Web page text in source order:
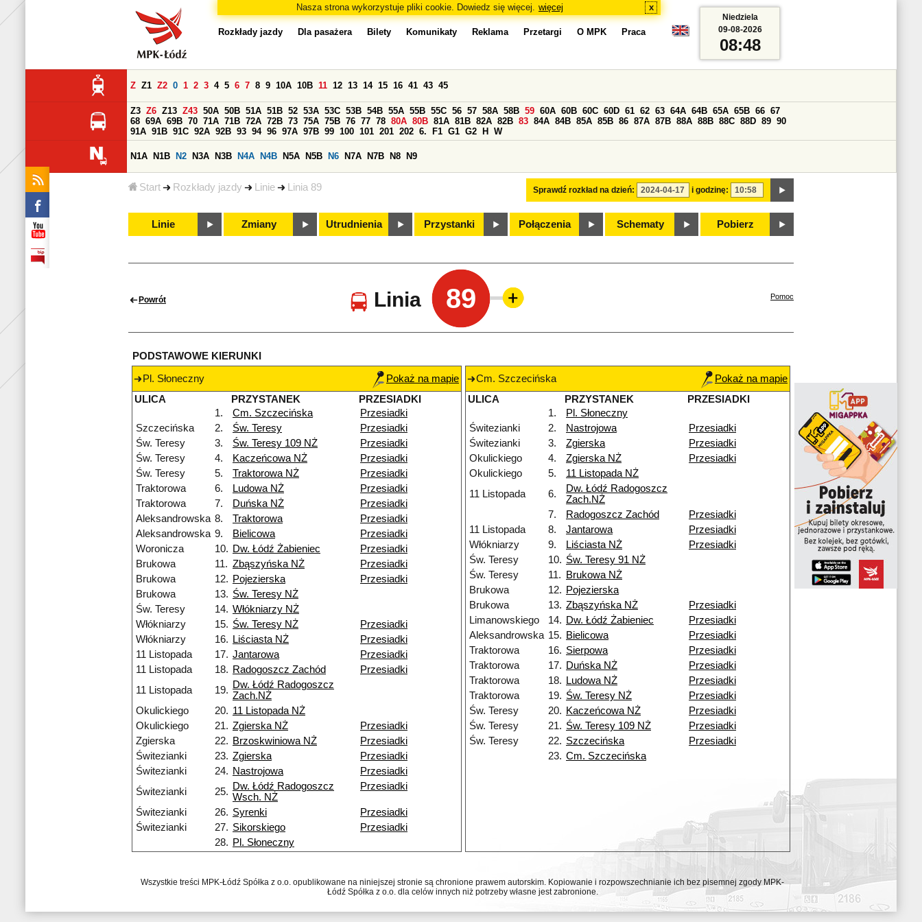
Nasza strona wykorzystuje pliki cookie. Dowiedz się więcej. więcej x
Start Rozkłady jazdy Linie Linia 89
Rozkłady jazdy Dla pasażera Bilety Komunikaty Reklama Przetargi O MPK Praca
Sprawdź rozkład na dzień: i godzinę:
Z Z1 Z2 0 1 2 3 4 5 6 7 8 9 10A 10B 11 12 13 14 15 16 41 43 45
Z3 Z6 Z13 Z43 50A 50B 51A 51B 52 53A 53C 53B 54B 55A 55B 55C 56 57 58A 58B 59 60A 60B 60C 60D 61 62 63 64A 64B 65A 65B 66 67
68 69A 69B 70 71A 71B 72A 72B 73 75A 75B 76 77 78 80A 80B 81A 81B 82A 82B 83 84A 84B 85A 85B 86 87A 87B 88A 88B 88C 88D 89 90
91A 91B 91C 92A 92B 93 94 96 97A 97B 99 100 101 201 202 6. F1 G1 G2 H W
N1A N1B N2 N3A N3B N4A N4B N5A N5B N6 N7A N7B N8 N9
Linie Zmiany Utrudnienia Przystanki Połączenia Schematy Pobierz
Niedziela
09-08-2026
08:48
Powrót Linia 89 Pomoc
PODSTAWOWE KIERUNKI
Pl. Słoneczny
Pokaż na mapie
ULICA
PRZYSTANEK
PRZESIADKI
1.
Cm. Szczecińska
Przesiadki
Szczecińska
2. Św. Teresy
Przesiadki
Św. Teresy
3. Św. Teresy 109 NŻ
Przesiadki
Św. Teresy
4. Kaczeńcowa NŻ
Przesiadki
Św. Teresy
5. Traktorowa NŻ
Przesiadki
Traktorowa
6. Ludowa NŻ
Przesiadki
Traktorowa
7. Duńska NŻ
Przesiadki
Aleksandrowska 8. Traktorowa
Przesiadki
Aleksandrowska 9. Bielicowa
Przesiadki
Woronicza
10. Dw. Łódź Żabieniec
Przesiadki
Brukowa
11. Zbąszyńska NŻ
Przesiadki
Brukowa
12. Pojezierska
Przesiadki
Brukowa
13. Św. Teresy NŻ
Św. Teresy
14. Włókniarzy NŻ
Włókniarzy
15. Św. Teresy NŻ
Przesiadki
Włókniarzy
16. Liściasta NŻ
Przesiadki
11 Listopada
17. Jantarowa
Przesiadki
11 Listopada
18. Radogoszcz Zachód
Przesiadki
11 Listopada
19. Dw. Łódź Radogoszcz
Zach.NŻ
Okulickiego
20. 11 Listopada NŻ
Okulickiego
21. Zgierska NŻ
Przesiadki
Zgierska
22. Brzoskwiniowa NŻ
Przesiadki
Świtezianki
23. Zgierska
Przesiadki
Świtezianki
24. Nastrojowa
Przesiadki
Świtezianki
25. Dw. Łódź Radogoszcz
Wsch. NŻ
Przesiadki
Świtezianki 26. Syrenki
Przesiadki
Świtezianki
27. Sikorskiego
Przesiadki
28. Pl. Słoneczny
Cm. Szczecińska
Pokaż na mapie
ULICA
PRZYSTANEK
PRZESIADKI
1.
Pl. Słoneczny
Świtezianki
2. Nastrojowa
Przesiadki
Świtezianki
3. Zgierska
Przesiadki
Okulickiego
4. Zgierska NŻ
Przesiadki
Okulickiego
5.
11 Listopada NŻ
11 Listopada
6.
Dw. Łódź Radogoszcz
Zach.NŻ
7.
Radogoszcz Zachód
Przesiadki
11 Listopada
8. Jantarowa
Przesiadki
Włókniarzy
9. Liściasta NŻ
Przesiadki
Św. Teresy
10. Św. Teresy 91 NŻ
Św. Teresy
11.
Brukowa NŻ
Brukowa
12. Pojezierska
Brukowa
13. Zbąszyńska NŻ
Przesiadki
Limanowskiego
14. Dw. Łódź Żabieniec
Przesiadki
Aleksandrowska 15. Bielicowa
Przesiadki
Traktorowa
16. Sierpowa
Przesiadki
Traktorowa
17. Duńska NŻ
Przesiadki
Traktorowa
18. Ludowa NŻ
Przesiadki
Traktorowa
19. Św. Teresy NŻ
Przesiadki
Św. Teresy
20. Kaczeńcowa NŻ
Przesiadki
Św. Teresy
21. Św. Teresy 109 NŻ
Przesiadki
Św. Teresy
22. Szczecińska
Przesiadki
23. Cm. Szczecińska
Wszystkie treści MPK-Łódź Spółka z o.o. opublikowane na niniejszej stronie są chronione prawem autorskim. Kopiowanie i rozpowszechnianie ich bez pisemnej zgody MPK-
Łódź Spółka z o.o. dla celów innych niż potrzeby własne jest zabronione.